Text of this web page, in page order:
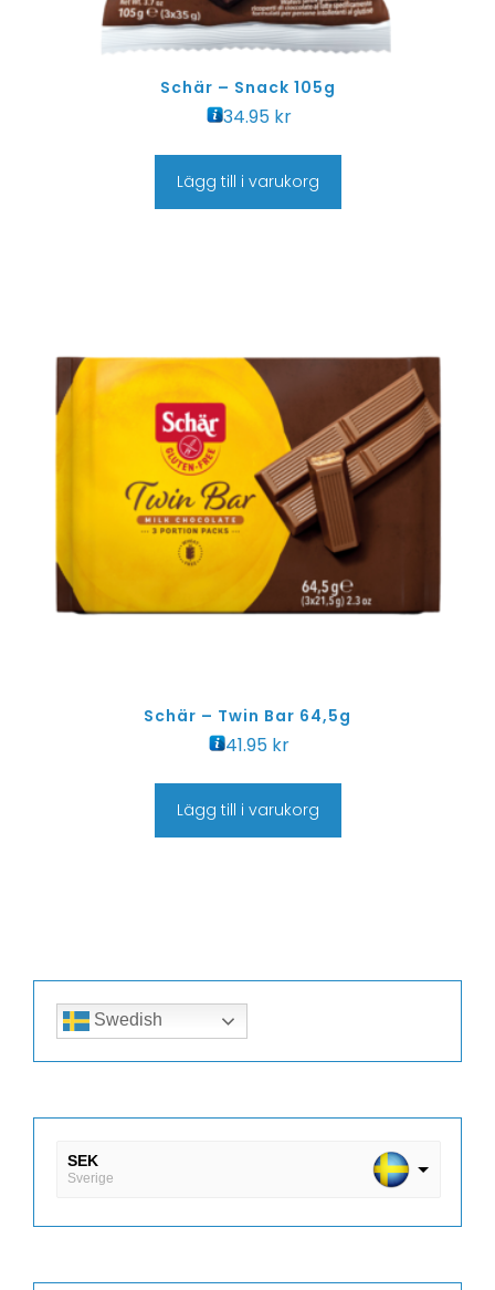
Schär – Snack 105g
34.95 kr
Lägg till i varukorg
Schär – Twin Bar 64,5g
41.95 kr
Lägg till i varukorg
Swedish
SEK
Sverige
EUR